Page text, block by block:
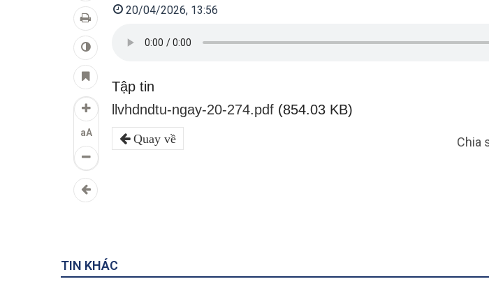
aA
20/04/2026, 13:56
Tập tin
llvhdndtu-ngay-20-274.pdf (854.03 KB)
Quay về Chia
TIN KHÁC